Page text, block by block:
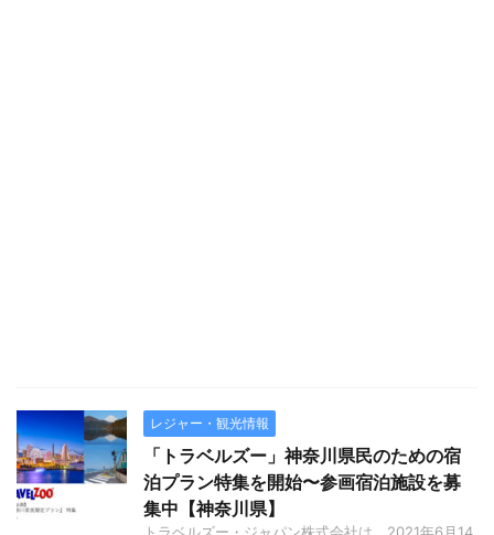
レジャー・観光情報
「トラベルズー」神奈川県民のための宿
泊プラン特集を開始〜参画宿泊施設を募
集中【神奈川県】